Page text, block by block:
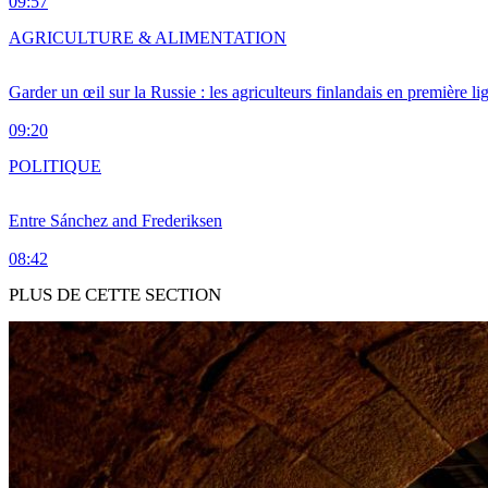
Garder un œil sur la Russie : les agriculteurs finlandais en première
09:20
AGRICULTURE & ALIMENTATION
Entre Sánchez and Frederiksen
08:42
POLITIQUE
PLUS DE CETTE SECTION